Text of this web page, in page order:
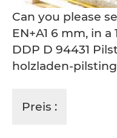
​Can you please
EN+A1 6 mm, in a
DDP D 94431
holzladen-
Preis :